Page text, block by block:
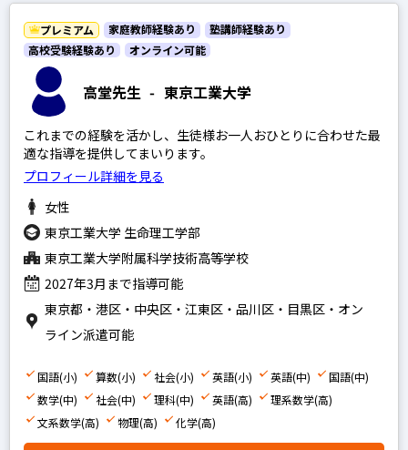
高堂先生 - 東京工業大学
プレミアム 家庭教師経験あり
塾講師経験あり
高校受験経験あり
オンライン可能
これまでの経験を活かし、生徒様お一人おひとりに合わせた最
適な指導を提供してまいります。
プロフィール詳細を見る
女性
東京工業大学 生命理工学部
東京工業大学附属科学技術高等学校
2027年3月まで指導可能
東京都・港区・中央区・江東区・品川区・目黒区・オン
ライン派遣可能
国語(小) 算数(小) 社会(小) 英語(小) 英語(中)
国語(中)
数学(中)
社会(中) 理科(中) 英語(高)
理系数学(高)
文系数学(高)
物理(高) 化学(高)